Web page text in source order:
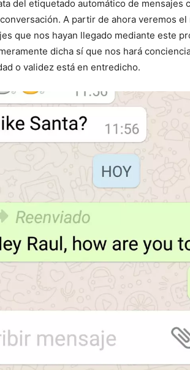
del etiquetado automático de mensajes
A partir de ahora veremos el
que nos hayan llegado mediante este
dicha sí que nos hará
o validez está en entredicho.